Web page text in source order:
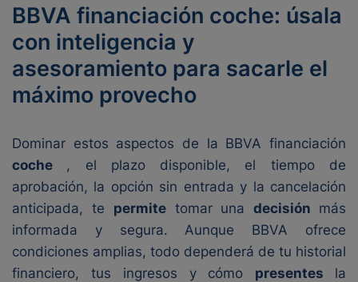
BBVA financiación coche: úsala
con inteligencia y
asesoramiento para sacarle el
máximo provecho
Dominar estos aspectos de la BBVA financiación
coche , el plazo disponible, el tiempo de
aprobación, la opción sin entrada y la cancelación
anticipada, te permitetomar unadecisión más
informada y segura. Aunque BBVA ofrece
condiciones amplias, todo dependerá de tu historial
financiero, tus ingresos y cómo presentes la